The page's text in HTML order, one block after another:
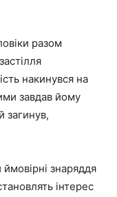
разом
накинувся на
завдав йому
загинув,
ймовірні знаряддя
інтерес